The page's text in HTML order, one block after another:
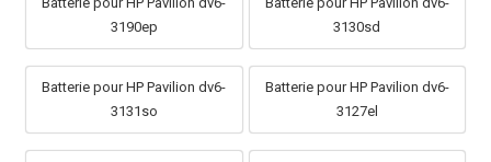
3190ep
3130sd
Batterie pour HP Pavilion dv6-
3131so
Batterie pour HP Pavilion dv6-
3127el